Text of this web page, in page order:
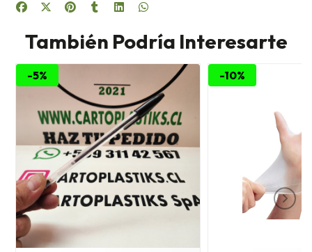
También Podría Interesarte
-5% -10%